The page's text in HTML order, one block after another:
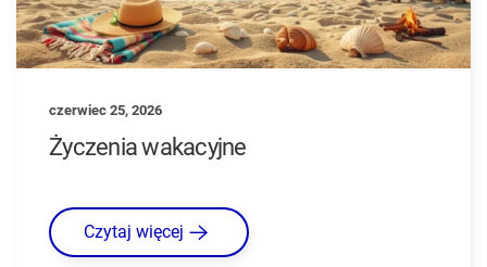
czerwiec 25, 2026
Życzenia wakacyjne
Czytaj więcej